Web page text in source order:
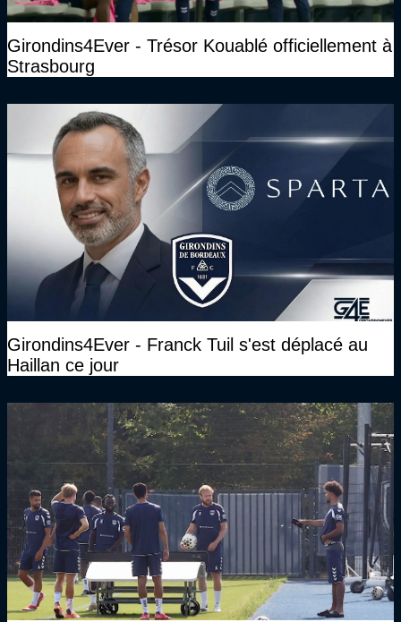
Girondins4Ever - Trésor Kouablé officiellement à
Strasbourg
Girondins4Ever - Franck Tuil s'est déplacé au
Haillan ce jour